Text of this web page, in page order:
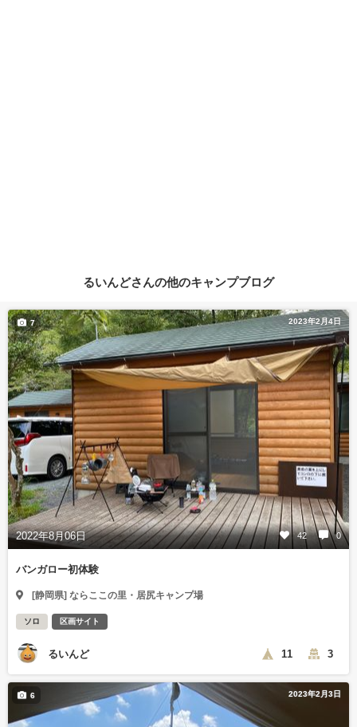
るいんどさんの他のキャンプブログ
2023年2月4日
2022年8月06日 42 0
7
バンガロー初体験
[静岡県] ならここの里・居尻キャンプ場
ソロ 区画サイト
るいんど 11 3
2023年2月3日
6